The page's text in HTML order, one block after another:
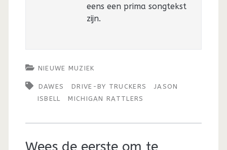
eens een prima songtekst
zijn.
NIEUWE MUZIEK
DAWES DRIVE-BY TRUCKERS
JASON
ISBELL
MICHIGAN RATTLERS
Wees de eerste om te